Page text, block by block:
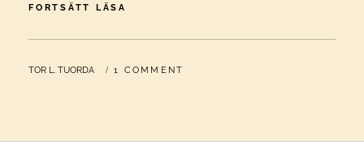
FORTSÄTT LÄSA
KULTUR
BY
TOR L. TUORDA 1 COMMENT